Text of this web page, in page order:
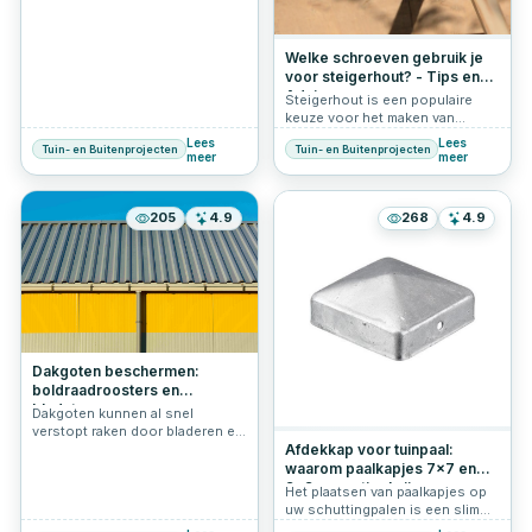
Tuin- en Buitenprojecten
Lees
meer
Welke schroeven gebruik je
voor steigerhout? - Tips en
Advies
Steigerhout is een populaire
keuze voor het maken van
meubels, tuinafscheidingen en
andere doe-het-zelfprojecten.
Maar welke schroeven zijn het
meest geschikt voor
steigerplanken? In dit artikel
leggen we uit waar je op moet
beste bevestigingsmaterialen.
Tuin- en Buitenprojecten
Lees
meer
205 4.9
Dakgoten beschermen:
boldraadroosters en
bladstops
Dakgoten kunnen al snel
verstopt raken door bladeren en
oplossingen zoals
268 4.9
Afdekkap voor tuinpaal:
waarom paalkapjes 7x7 en
9x9 essentieel zijn
Het plaatsen van paalkapjes op
uw schuttingpalen is een slimme